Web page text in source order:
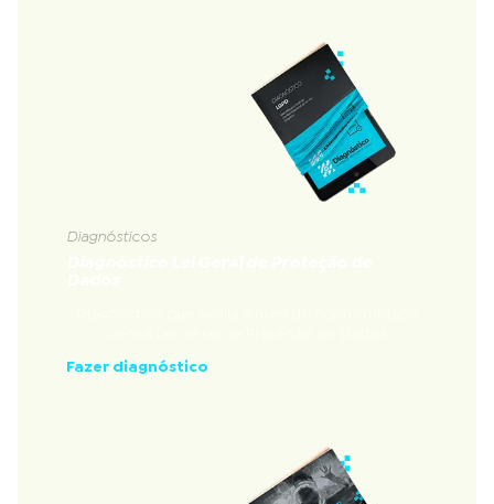
Diagnósticos
Fazer diagnóstico